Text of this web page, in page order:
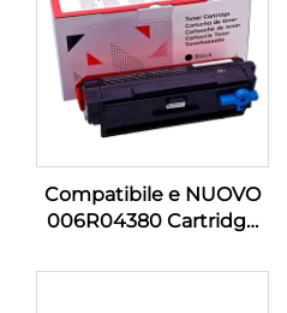
Compatibile e NUOVO
006R04380 Cartridge
B305 B310 B315 B 305